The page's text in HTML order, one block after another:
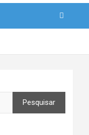
Pesquisar